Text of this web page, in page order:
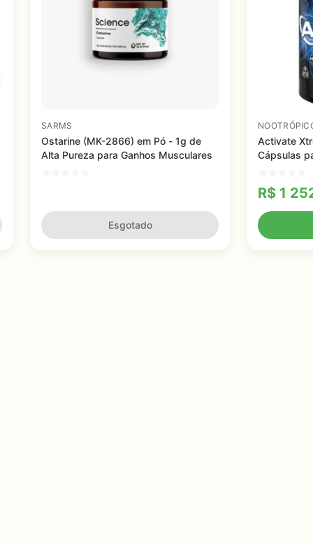
SARMS
Ostarine (MK-2866) em Pó - 1g de
Alta Pureza para Ganhos Musculares
Esgotado
Activate
Cápsulas
R$ 1